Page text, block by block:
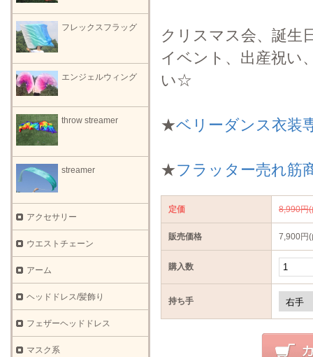
クリスマス会、誕生
イベント、出産祝い
い☆
★ベリーダンス衣装
★フラッター売れ筋
定価 8,990円
販売価格 7,900円
購入数
持ち手
フレックスフラッグ
エンジェルウィング
throw streamer
streamer
アクセサリー
ウエストチェーン
アーム
ヘッドドレス/髪飾り
フェザーヘッドドレス
マスク系